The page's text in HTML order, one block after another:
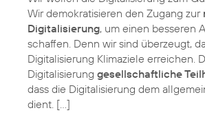
Wir demokratisieren den Zugang zur
Digitalisierung, um einen besseren
schaffen. Denn wir sind überzeugt,
Digitalisierung Klimaziele erreichen.
Digitalisierung gesellschaftliche
dass die Digitalisierung dem
dient. […]